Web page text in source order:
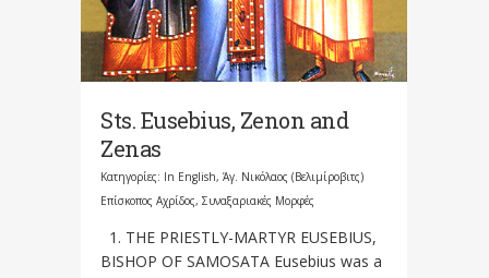
Sts. Eusebius, Zenon and
Zenas
Κατηγορίες: In English, Άγ. Νικόλαος (Βελιμίροβιτς)
Επίσκοπος Αχρίδος, Συναξαριακές Μορφές
1. THE PRIESTLY-MARTYR EUSEBIUS,
BISHOP OF SAMOSATA Eusebius was a